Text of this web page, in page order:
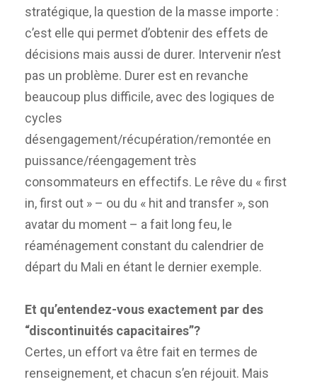
stratégique, la question de la masse importe :
c’est elle qui permet d’obtenir des effets de
décisions mais aussi de durer. Intervenir n’est
pas un problème. Durer est en revanche
beaucoup plus difficile, avec des logiques de
cycles
désengagement/récupération/remontée en
puissance/réengagement très
consommateurs en effectifs. Le rêve du « first
in, first out » – ou du « hit and transfer », son
avatar du moment – a fait long feu, le
réaménagement constant du calendrier de
départ du Mali en étant le dernier exemple.
Et qu’entendez-vous exactement par des
“discontinuités capacitaires”?
Certes, un effort va être fait en termes de
renseignement, et chacun s’en réjouit. Mais